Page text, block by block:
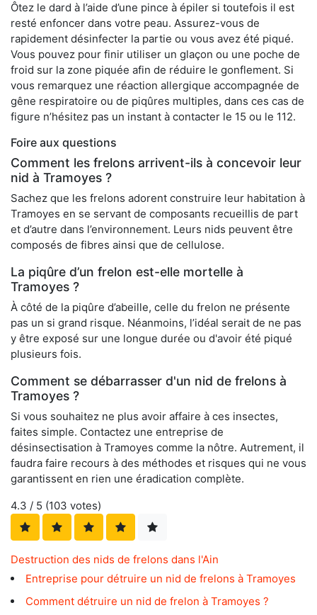
Ôtez le dard à l’aide d’une pince à épiler si toutefois il est
resté enfoncer dans votre peau. Assurez-vous de
rapidement désinfecter la partie ou vous avez été piqué.
Vous pouvez pour finir utiliser un glaçon ou une poche de
froid sur la zone piquée afin de réduire le gonflement. Si
vous remarquez une réaction allergique accompagnée de
gêne respiratoire ou de piqûres multiples, dans ces cas de
figure n’hésitez pas un instant à contacter le 15 ou le 112.
Foire aux questions
Comment les frelons arrivent-ils à concevoir leur
nid à Tramoyes ?
Sachez que les frelons adorent construire leur habitation à
Tramoyes en se servant de composants recueillis de part
et d’autre dans l’environnement. Leurs nids peuvent être
composés de fibres ainsi que de cellulose.
La piqûre d’un frelon est-elle mortelle à
Tramoyes ?
À côté de la piqûre d’abeille, celle du frelon ne présente
pas un si grand risque. Néanmoins, l’idéal serait de ne pas
y être exposé sur une longue durée ou d'avoir été piqué
plusieurs fois.
Comment se débarrasser d'un nid de frelons à
Tramoyes ?
Si vous souhaitez ne plus avoir affaire à ces insectes,
faites simple. Contactez une entreprise de
désinsectisation à Tramoyes comme la nôtre. Autrement, il
faudra faire recours à des méthodes et risques qui ne vous
garantissent en rien une éradication complète.
4.3 / 5 (103 votes)
Destruction des nids de frelons dans l'Ain
Entreprise pour détruire un nid de frelons à Tramoyes
Comment détruire un nid de frelon à Tramoyes ?